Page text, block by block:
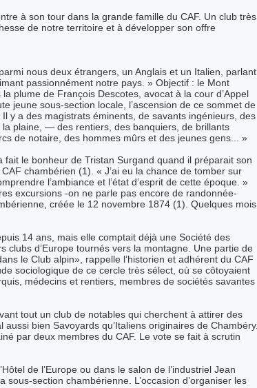
à son tour dans la grande famille du CAF. Un club très
de notre territoire et à développer son offre
nous deux étrangers, un Anglais et un Italien, parlant
passionnément notre pays. » Objectif : le Mont
plume de François Descotes, avocat à la cour d’Appel
jeune sous-section locale, l’ascension de ce sommet de
y a des magistrats éminents, de savants ingénieurs, des
plaine, — des rentiers, des banquiers, de brillants
de notaire, des hommes mûrs et des jeunes gens... »
fait le bonheur de Tristan Surgand quand il préparait son
chambérien (1). « J’ai eu la chance de tomber sur
l’ambiance et l’état d’esprit de cette époque. »
excursions -on ne parle pas encore de randonnée-
créée le 12 novembre 1874 (1). Quelques mois
14 ans, mais elle comptait déjà une Société des
clubs d’Europe tournés vers la montagne. Une partie de
le Club alpin», rappelle l’historien et adhérent du CAF
sociologique de ce cercle très sélect, où se côtoyaient
médecins et rentiers, membres de sociétés savantes
tout un club de notables qui cherchent à attirer des
bien Savoyards qu’Italiens originaires de Chambéry.
par deux membres du CAF. Le vote se fait à scrutin
de l’Europe ou dans le salon de l’industriel Jean
section chambérienne. L’occasion d’organiser les